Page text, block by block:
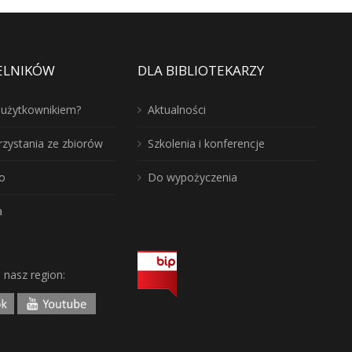
ze zbiorów
region:
DLA BIBLIOTEKARZY
Aktualności
Szkolenia i konferencje
Do wypożyczenia